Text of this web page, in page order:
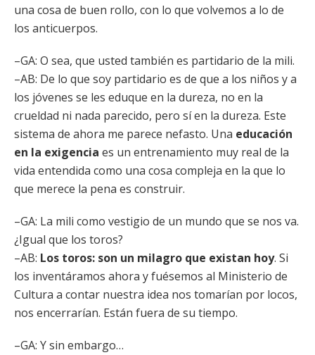
una cosa de buen rollo, con lo que volvemos a lo de
los anticuerpos.
–GA: O sea, que usted también es partidario de la mili.
–AB: De lo que soy partidario es de que a los niños y a
los jóvenes se les eduque en la dureza, no en la
crueldad ni nada parecido, pero sí en la dureza. Este
sistema de ahora me parece nefasto. Una educación
en la exigencia es un entrenamiento muy real de la
vida entendida como una cosa compleja en la que lo
que merece la pena es construir.
–GA: La mili como vestigio de un mundo que se nos va.
¿Igual que los toros?
–AB: Los toros: son un milagro que existan hoy. Si
los inventáramos ahora y fuésemos al Ministerio de
Cultura a contar nuestra idea nos tomarían por locos,
nos encerrarían. Están fuera de su tiempo.
–GA: Y sin embargo…